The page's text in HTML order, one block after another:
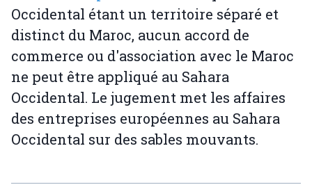
Occidental étant un territoire séparé et
distinct du Maroc, aucun accord de
commerce ou d'association avec le Maroc
ne peut être appliqué au Sahara
Occidental. Le jugement met les affaires
des entreprises européennes au Sahara
Occidental sur des sables mouvants.